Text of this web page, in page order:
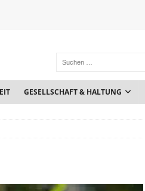
GESELLSCHAFT & HALTUNG